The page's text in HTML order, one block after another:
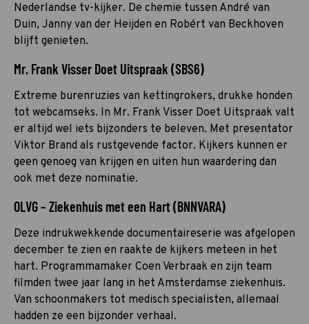
Nederlandse tv-kijker. De chemie tussen André van
Duin, Janny van der Heijden en Robért van Beckhoven
blijft genieten.
Mr. Frank Visser Doet Uitspraak (SBS6)
Extreme burenruzies van kettingrokers, drukke honden
tot webcamseks. In Mr. Frank Visser Doet Uitspraak valt
er altijd wel iets bijzonders te beleven. Met presentator
Viktor Brand als rustgevende factor. Kijkers kunnen er
geen genoeg van krijgen en uiten hun waardering dan
ook met deze nominatie.
OLVG – Ziekenhuis met een Hart (BNNVARA)
Deze indrukwekkende documentaireserie was afgelopen
december te zien en raakte de kijkers meteen in het
hart. Programmamaker Coen Verbraak en zijn team
filmden twee jaar lang in het Amsterdamse ziekenhuis.
Van schoonmakers tot medisch specialisten, allemaal
hadden ze een bijzonder verhaal.